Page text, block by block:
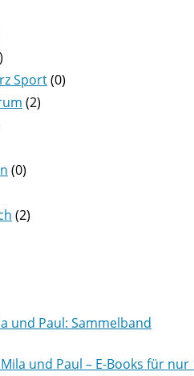
Sport(0)
(2)
(0)
(2)
und Paul: Sammelband
und Paul – E-Books für nur